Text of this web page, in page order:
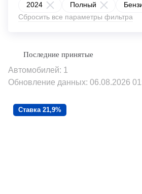
2024
Полный
Сбросить все параметры фильтра
Автомобилей: 1
Обновление данных: 06.08.2026
Ставка 21,9%